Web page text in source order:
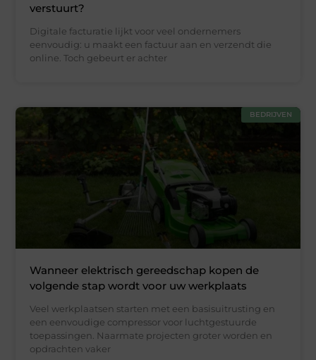
verstuurt?
Digitale facturatie lijkt voor veel ondernemers
eenvoudig: u maakt een factuur aan en verzendt die
online. Toch gebeurt er achter
BEDRIJVEN
Wanneer elektrisch gereedschap kopen de
volgende stap wordt voor uw werkplaats
Veel werkplaatsen starten met een basisuitrusting en
een eenvoudige compressor voor luchtgestuurde
toepassingen. Naarmate projecten groter worden en
opdrachten vaker